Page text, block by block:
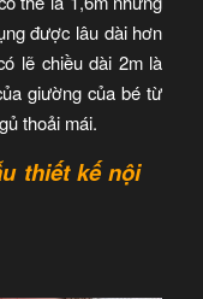
được lâu dài hơn
lẽ chiều dài 2m là
giường của bé từ
thoải mái.
thiết kế nội